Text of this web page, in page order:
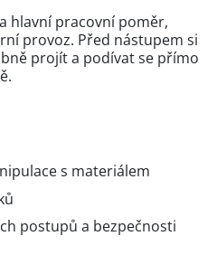
hlavní pracovní poměr,
provoz. Před nástupem si
projít a podívat se přímo
s materiálem
postupů a bezpečnosti